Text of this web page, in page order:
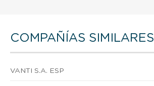
COMPAÑÍAS SIMILARES
VANTI S.A. ESP